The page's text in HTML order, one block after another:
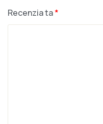
Recenzia ta*